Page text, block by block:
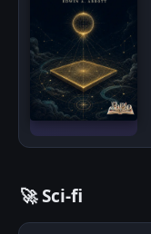
🚀 Sci-fi